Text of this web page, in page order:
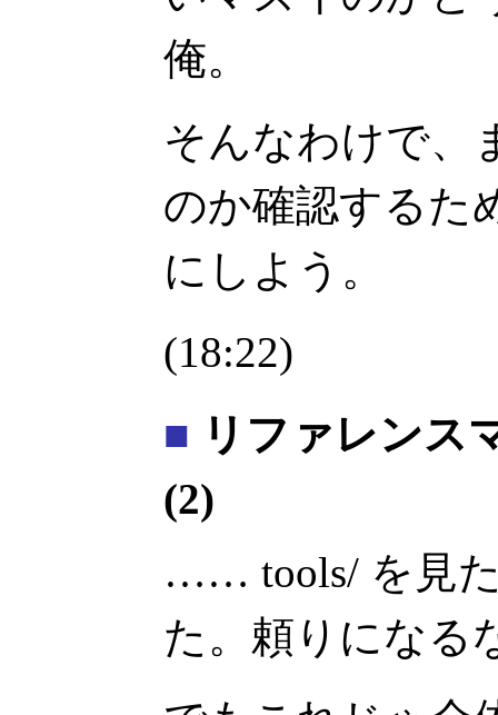
俺。
そんなわけで、
のか確認するた
にしよう。
(18:22)
■ リファレンス
(2)
…… tools/ を見
た。頼りになる